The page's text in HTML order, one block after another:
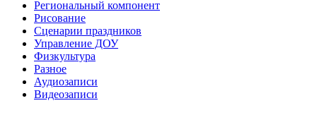
Региональный компонент
Рисование
Сценарии праздников
Управление ДОУ
Физкультура
Разное
Аудиозаписи
Видеозаписи